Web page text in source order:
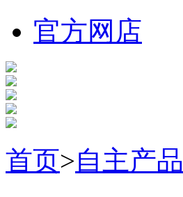
官方网店
首页>自主产品